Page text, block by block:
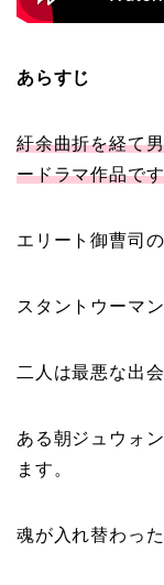
あらすじ
紆余曲折を経て
ードラマ作品で
エリート御曹司
スタントウーマ
二人は最悪な出
ある朝ジュウォ
ます。
魂が入れ替わっ